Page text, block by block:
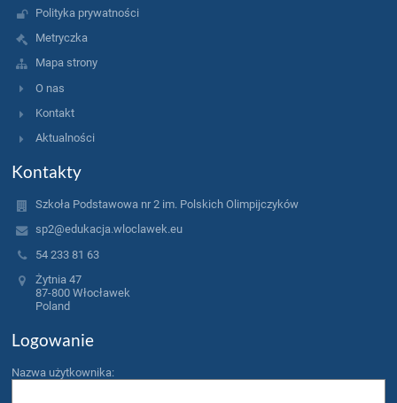
Polityka prywatności
Metryczka
Mapa strony
O nas
Kontakt
Aktualności
Kontakty
Szkoła Podstawowa nr 2 im. Polskich Olimpijczyków
sp2@edukacja.wloclawek.eu
54 233 81 63
Żytnia 47
87-800 Włocławek
Poland
Logowanie
Nazwa użytkownika: